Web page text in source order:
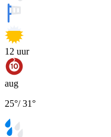
12 uur
aug
25°/31°